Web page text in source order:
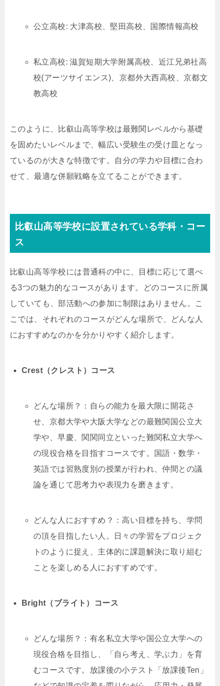
公立高校: 大津高校、堅田高校、国際情報高校
私立高校: 滋賀短期大学附属高校、近江兄弟社高
校(アーツサイエンス)、京都外大西高校、京都文
教高校
このように、比叡山高等学校は最難関レベルから基礎
を固めたいレベルまで、幅広い受験生の受け皿となっ
ているのが大きな特徴です。自分の学力や目標に合わ
せて、最適な併願戦略を立てることができます。
比叡山高等学校に設置されている学科・コー
ス
比叡山高等学校には普通科の中に、目標に応じて選べ
る3つの魅力的なコースがあります。どのコースに所属
していても、部活動への参加に制限はありません。こ
こでは、それぞれのコースがどんな場所で、どんな人
におすすめなのかを分かりやすく紹介します。
Crest（クレスト）コース
どんな場所？：自らの能力を最大限に開花さ
せ、京都大学や大阪大学などの最難関国公立大
学や、早慶、関関同立といった難関私立大学へ
の現役合格を目指すコースです。国語・数学・
英語では習熟度別の授業が行われ、仲間との議
論を通じて思考力や表現力を磨きます。
どんな人におすすめ？：高い目標を持ち、学問
の頂を目指したい人。日々の学習をプロジェク
トのように捉え、主体的に課題解決に取り組む
ことを楽しめる人におすすめです。
Bright（ブライト）コース
どんな場所？：有名私立大学や国公立大学への
現役合格を目指し、「自ら考え、学ぶ力」を育
むコースです。放課後の小テスト「放課後Ten」